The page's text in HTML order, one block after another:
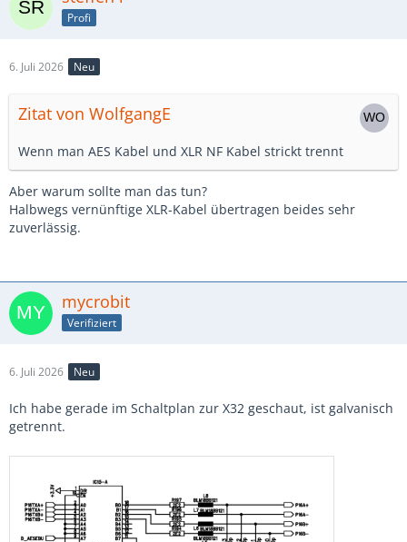
Profi
6. Juli 2026 Neu
Zitat von WolfgangE
Wenn man AES Kabel und XLR NF Kabel strickt trennt
Aber warum sollte man das tun?
Halbwegs vernünftige XLR-Kabel übertragen beides sehr
zuverlässig.
mycrobit
Verifiziert
6. Juli 2026 Neu
Ich habe gerade im Schaltplan zur X32 geschaut, ist galvanisch
getrennt.